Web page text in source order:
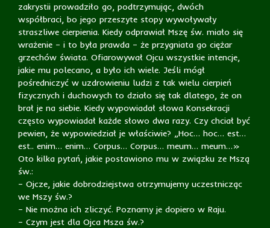
zakrystii prowadziło go, podtrzymując, dwóch
współbraci, bo jego przeszyte stopy wywoływały
straszliwe cierpienia. Kiedy odprawiał Mszę św. miało się
wrażenie – i to była prawda – że przygniata go ciężar
grzechów świata. Ofiarowywał Ojcu wszystkie intencje,
jakie mu polecano, a było ich wiele. Jeśli mógł
pośredniczyć w uzdrowieniu ludzi z tak wielu cierpień
fizycznych i duchowych to działo się tak dlatego, że on
brał je na siebie. Kiedy wypowiadał słowa Konsekracji
często wypowiadał każde słowo dwa razy. Czy chciał być
pewien, że wypowiedział je właściwie? „Hoc… hoc… est…
est.. enim… enim… Corpus… Corpus… meum… meum…»
Oto kilka pytań, jakie postawiono mu w związku ze Mszą
św.:
– Ojcze, jakie dobrodziejstwa otrzymujemy uczestnicząc
we Mszy św.?
– Nie można ich zliczyć. Poznamy je dopiero w Raju.
– Czym jest dla Ojca Msza św.?